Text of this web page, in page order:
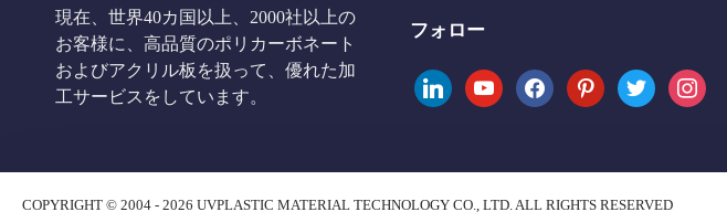
現在、世界40カ国以上、2000社以上の
お客様に、高品質のポリカーボネート
およびアクリル板を扱って、優れた加
工サービスをしています。
フォロー
linkedinyoutubefacebookpinteresttwitter instagram
COPYRIGHT © 2004 - 2026 UVPLASTIC MATERIAL TECHNOLOGY CO., LTD. ALL RIGHTS RESERVED